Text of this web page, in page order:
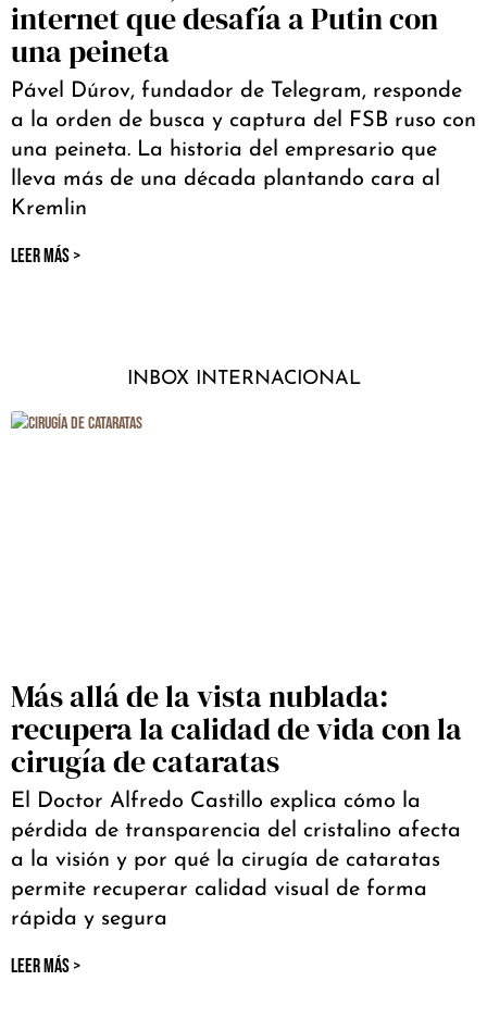
internet que desafía a Putin con
una peineta
Pável Dúrov, fundador de Telegram, responde
a la orden de busca y captura del FSB ruso con
una peineta. La historia del empresario que
lleva más de una década plantando cara al
Kremlin
LEER MÁS >
INBOX INTERNACIONAL
Más allá de la vista nublada:
recupera la calidad de vida con la
cirugía de cataratas
El Doctor Alfredo Castillo explica cómo la
pérdida de transparencia del cristalino afecta
a la visión y por qué la cirugía de cataratas
permite recuperar calidad visual de forma
rápida y segura
LEER MÁS >